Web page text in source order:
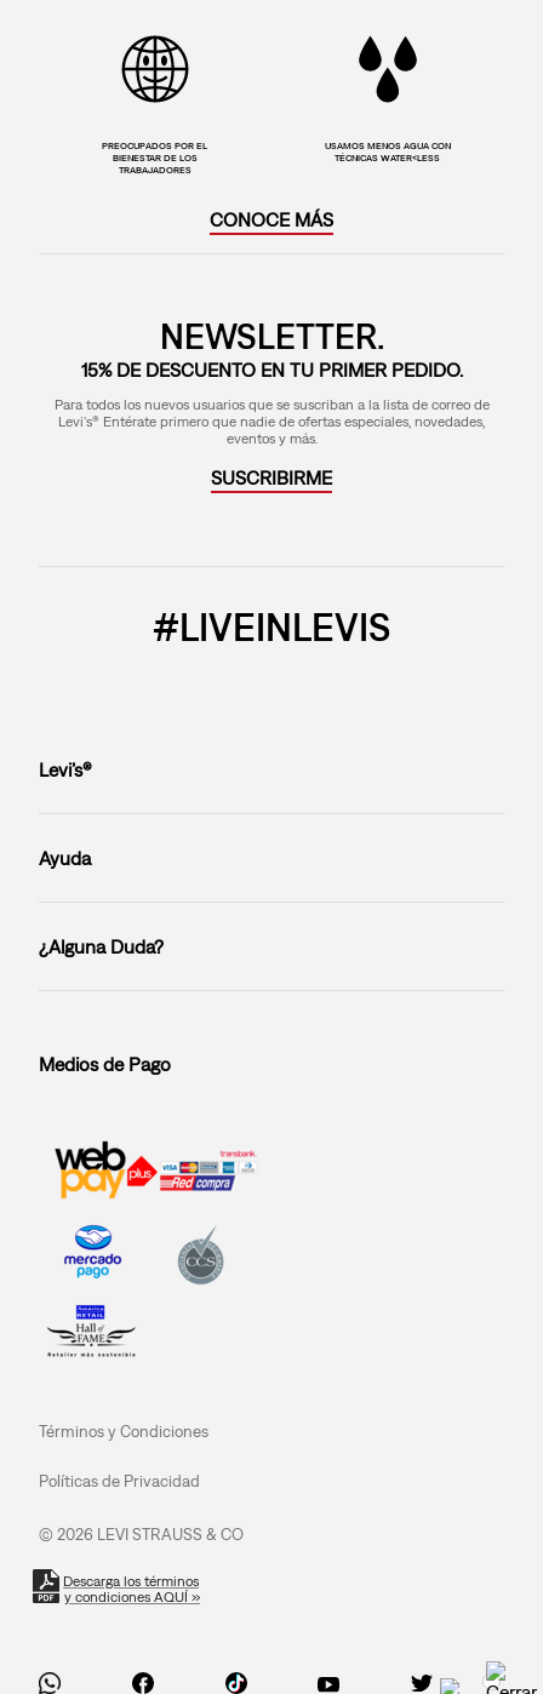
PREOCUPADOS POR EL
BIENESTAR DE LOS
TRABAJADORES
USAMOS MENOS AGUA CON
TÉCNICAS WATER<LESS
CONOCE MÁS
NEWSLETTER.
15% DE DESCUENTO EN TU PRIMER PEDIDO.
Para todos los nuevos usuarios que se suscriban a la lista de correo de
Levi's® Entérate primero que nadie de ofertas especiales, novedades,
eventos y más.
SUSCRIBIRME
#LIVEINLEVIS
Levi’s®
Ayuda
¿Alguna Duda?
Medios de Pago
Términos y Condiciones
Políticas de Privacidad
© 2026 LEVI STRAUSS & CO
Descarga los términos
y condiciones AQUÍ »